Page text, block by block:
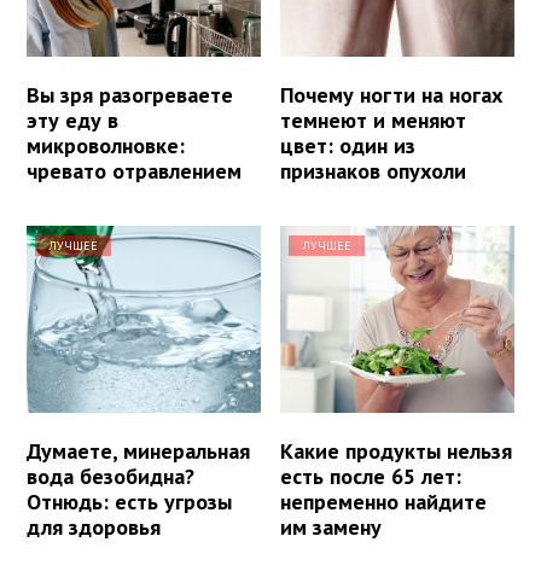
Вы зря разогреваете
эту еду в
микроволновке:
чревато отравлением
Почему ногти на ногах
темнеют и меняют
цвет: один из
признаков опухоли
ЛУЧШЕЕ
Думаете, минеральная
вода безобидна?
Отнюдь: есть угрозы
для здоровья
ЛУЧШЕЕ
Какие продукты нельзя
есть после 65 лет:
непременно найдите
им замену